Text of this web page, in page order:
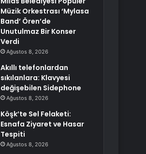
Müzik Orkestrası ‘Mylasa
Band’ Ören’de
Unutulmaz Bir Konser
Verdi
Ağustos 8, 2026
Akıllı telefonlardan
sıkılanlara: Klavyesi
değişebilen Sidephone
Ağustos 8, 2026
Köşk’te Sel Felaketi:
Esnafa Ziyaret ve Hasar
Tespiti
Ağustos 8, 2026